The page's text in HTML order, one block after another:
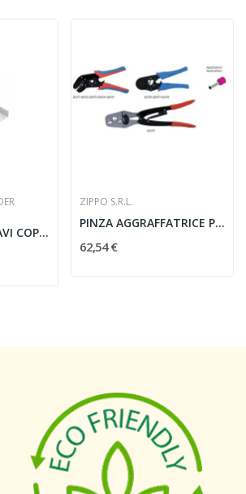
CANALE PORTACAVI COPERCHIO FRONTALE 120X60MM...
ZIPPO S.R.L.
PINZA AGGRAFFATRICE PER TUBETTO DA 0,05 A 6 MMQ...
62,54 €